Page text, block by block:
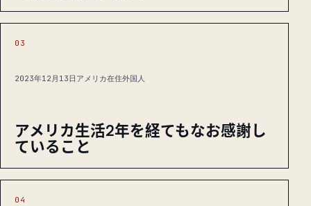
03
2023年12月13日 アメリカ在住外国人
アメリカ生活2年を経てもなお感謝し
ていること
04